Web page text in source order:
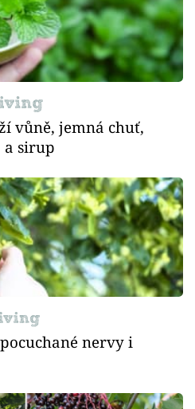
vůně, jemná chuť,
a sirup
nervy i